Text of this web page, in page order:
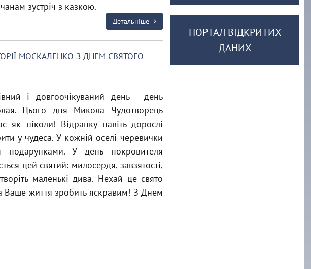
зустріч з казкою.
Детальніше
МОСКАЛЕНКО З ДНЕМ СВЯТОГО
і довгоочікуваний день - день
Цього дня Микола Чудотворець
як ніколи! Відранку навіть дорослі
у чудеса. У кожній оселі черевички
подарунками. У день покровителя
цей святий: милосердя, завзятості,
маленькі дива. Нехай це свято
життя зробить яскравим! З Днем
ПОРТАЛ ВІДКРИТИХ
ДАНИХ